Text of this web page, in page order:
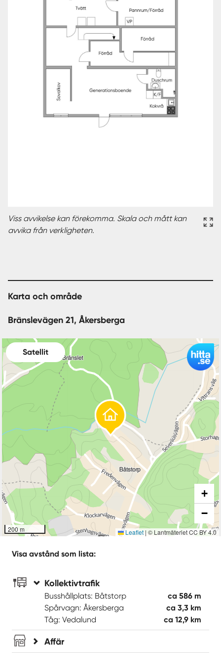
Viss avvikelse kan förekomma. Skala och mått kan
avvika från verkligheten.
Karta och område
Bränslevägen 21, Åkersberga
Satellit
200 m
+
−
Leaflet | © Lantmäteriet CC BY 4.0
Visa avstånd som lista:
Kollektivtrafik
Busshållplats: Båtstorp
ca 586 m
Spårvagn: Åkersberga
ca 3,3 km
Tåg: Vedalund
ca 12,9 km
Affär